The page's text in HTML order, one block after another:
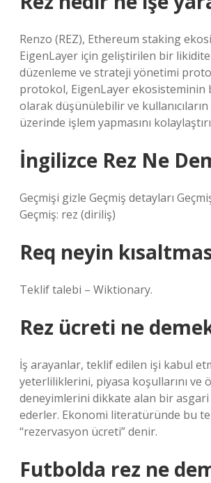
Renzo (REZ), Ethereum staking
EigenLayer için geliştirilen bir
düzenleme ve strateji yönetimi
protokol, EigenLayer ekosisteminin
olarak düşünülebilir ve
üzerinde işlem yapmasını
İngilizce Rez Ne
Geçmişi gizle Geçmiş detayları
Geçmiş: rez (diriliş)
Req neyin
Teklif talebi – Wiktionary.
Rez ücreti ne
İş arayanlar, teklif edilen işi kabul
yeterliliklerini, piyasa koşullarını ve
deneyimlerini dikkate alan bir
ederler. Ekonomi literatüründe bu
“rezervasyon ücreti” denir.
Futbolda rez ne